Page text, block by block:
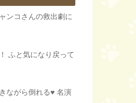
ンコさんの救出劇に
ふと気になり戻って
ながら倒れる♥ 名演